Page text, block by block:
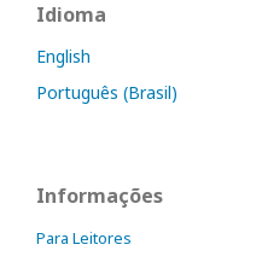
Idioma
English
Português (Brasil)
Informações
Para Leitores